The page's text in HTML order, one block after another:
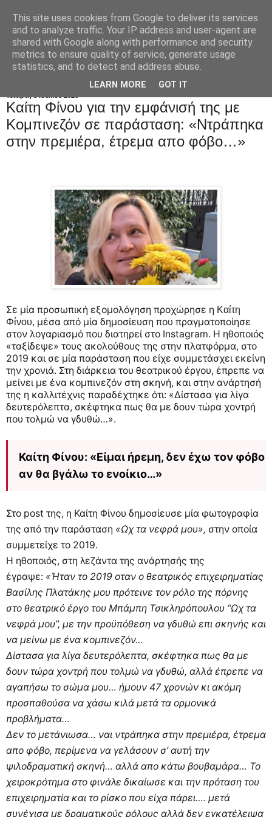
Καίτη Φίνου για την εμφάνισή της με
Kομπινεζόν σε παράσταση: «Ντράπηκα
στην πρεμιέρα, έτρεμα απο φόβο…»
Σε μία προσωπική εξομολόγηση προχώρησε η Καίτη
Φίνου, μέσα από μία δημοσίευση που πραγματοποίησε
στον λογαριασμό που διατηρεί στο Instagram. Η ηθοποιός
«ταξίδεψε» τους ακολούθους της στην πλατφόρμα, στο
2019 και σε μία παράσταση που είχε συμμετάσχει εκείνη
την χρονιά. Στη διάρκεια του θεατρικού έργου, έπρεπε να
μείνει με ένα κομπινεζόν στη σκηνή, και στην ανάρτησή
της η καλλιτέχνις παραδέχτηκε ότι: «Δίστασα για λίγα
δευτερόλεπτα, σκέφτηκα πως θα με δουν τώρα χοντρή
που τολμώ να γδυθώ…».
Καίτη Φίνου: «Είμαι ήρεμη, δεν έχω τον φόβο
αν θα βγάλω το ενοίκιο…»
Στο post της, η Καίτη Φίνου δημοσίευσε μία φωτογραφία
της από την παράσταση «Ωχ τα νεφρά μου», στην οποία
συμμετείχε το 2019.
Η ηθοποιός, στη λεζάντα της ανάρτησής της
έγραψε: «Ήταν το 2019 οταν ο θεατρικός επιχειρηματίας
Βασίλης Πλατάκης μου πρότεινε τον ρόλο της πόρνης
στο θεατρικό έργο του Μπάμπη Τσικληρόπουλου “Ωχ τα
νεφρά μου”, με την προϋπόθεση να γδυθώ επι σκηνής και
να μείνω με ένα κομπινεζόν…
Δίστασα για λίγα δευτερόλεπτα, σκέφτηκα πως θα με
δουν τώρα χοντρή που τολμώ να γδυθώ, αλλά έπρεπε να
αγαπήσω το σώμα μου… ήμουν 47 χρονών κι ακόμη
προσπαθούσα να χάσω κιλά μετά τα ορμονικά
προβλήματα…
Δεν το μετάνιωσα… ναι ντράπηκα στην πρεμιέρα, έτρεμα
απο φόβο, περίμενα να γελάσουν σ’ αυτή την
ψιλοδραματική σκηνή… αλλά απο κάτω βουβαμάρα… Το
χειροκρότημα στο φινάλε δικαίωσε και την πρόταση του
επιχειρηματία και το ρίσκο που είχα πάρει…. μετά
συνέχισα με δραματικούς ρόλους αλλά δεν εγκατέλειψα
This site uses cookies from Google to deliver its services
and to analyze traffic. Your IP address and user-agent are
shared with Google along with performance and security
metrics to ensure quality of service, generate usage
statistics, and to detect and address abuse.
LEARN MORE GOT IT